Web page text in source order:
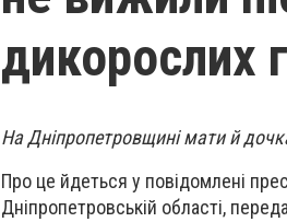
дикорослих
На Дніпропетровщині мати й
Про це йдеться у повідомлені
Дніпропетровській області,